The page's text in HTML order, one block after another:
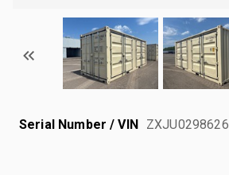
Serial Number / VIN ZXJU0298626